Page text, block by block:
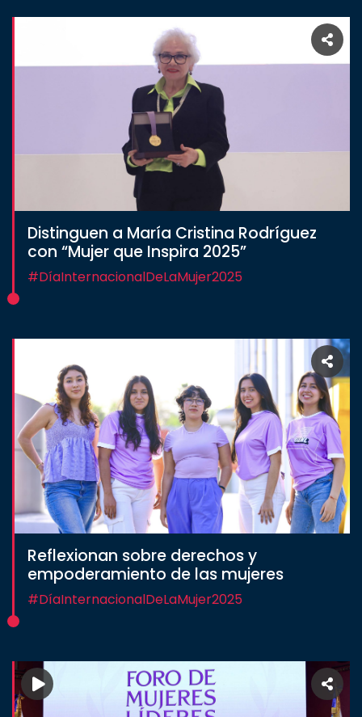
Distinguen a María Cristina Rodríguez
con “Mujer que Inspira 2025”
#DíaInternacionalDeLaMujer2025
Reflexionan sobre derechos y
empoderamiento de las mujeres
#DíaInternacionalDeLaMujer2025